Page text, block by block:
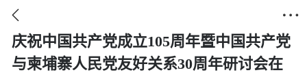
 
庆祝中国共产党成立105周年暨中国共产党
与柬埔寨人民党友好关系30周年研讨会在